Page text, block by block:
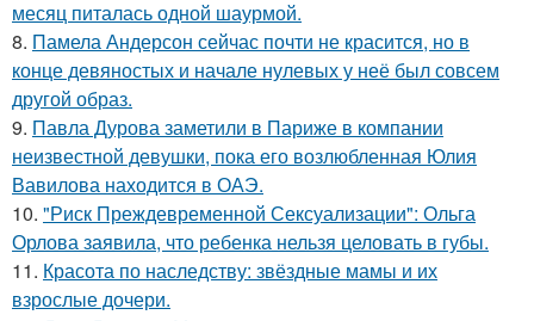
месяц питалась одной шаурмой.
8. Памела Андерсон сейчас почти не красится, но в
конце девяностых и начале нулевых у неё был совсем
другой образ.
9. Павла Дурова заметили в Париже в компании
неизвестной девушки, пока его возлюбленная Юлия
Вавилова находится в ОАЭ.
10. "Риск Преждевременной Сексуализации": Ольга
Орлова заявила, что ребенка нельзя целовать в губы.
11. Красота по наследству: звёздные мамы и их
взрослые дочери.